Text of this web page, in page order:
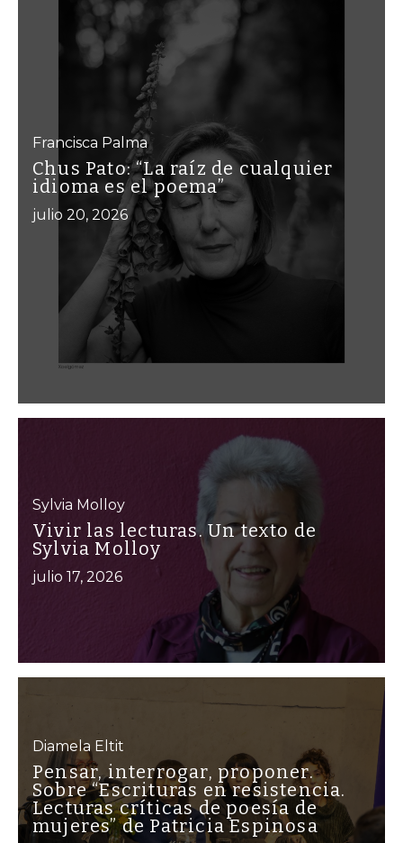
Francisca Palma
Chus Pato: “La raíz de cualquier
idioma es el poema”
julio 20, 2026
Sylvia Molloy
Vivir las lecturas. Un texto de
Sylvia Molloy
julio 17, 2026
Diamela Eltit
Pensar, interrogar, proponer.
Sobre “Escrituras en resistencia.
Lecturas críticas de poesía de
mujeres” de Patricia Espinosa